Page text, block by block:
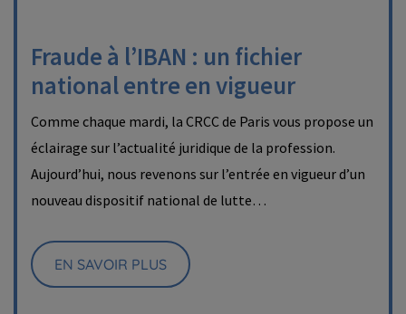
Fraude à l’IBAN : un fichier
national entre en vigueur
Comme chaque mardi, la CRCC de Paris vous propose un
éclairage sur l’actualité juridique de la profession.
Aujourd’hui, nous revenons sur l’entrée en vigueur d’un
nouveau dispositif national de lutte…
EN SAVOIR PLUS